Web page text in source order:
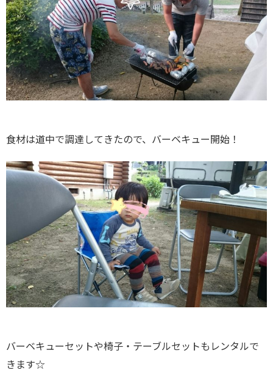
食材は道中で調達してきたので、バーベキュー開始！
バーベキューセットや椅子・テーブルセットもレンタルで
きます☆